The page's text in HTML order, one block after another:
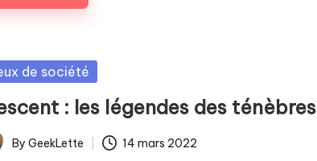
de société
: les légendes des ténèbres
By GeekLette 14 mars 2022